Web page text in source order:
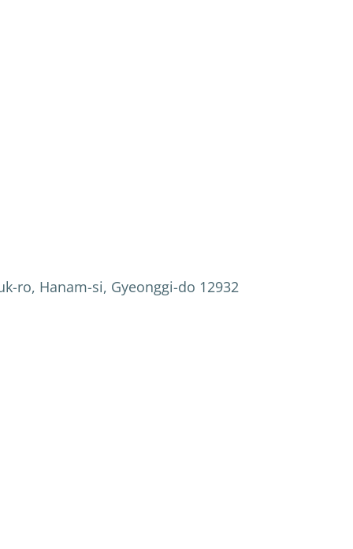
ro, Hanam-si, Gyeonggi-do 12932